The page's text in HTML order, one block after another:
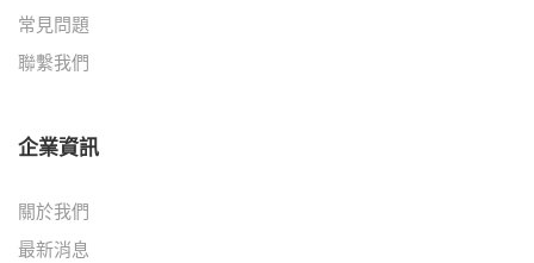
常見問題
聯繫我們
企業資訊
關於我們
最新消息